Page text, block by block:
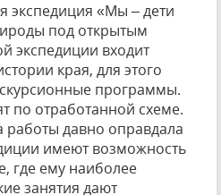
экспедиция «Мы – дети
под открытым
экспедиции входит
края, для этого
программы.
по отработанной схеме.
работы давно оправдала
имеют возможность
где ему наиболее
занятия дают